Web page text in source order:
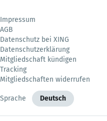
Impressum
AGB
Datenschutz bei XING
Datenschutzerklärung
Mitgliedschaft kündigen
Tracking
Mitgliedschaften widerrufen
Sprache Deutsch